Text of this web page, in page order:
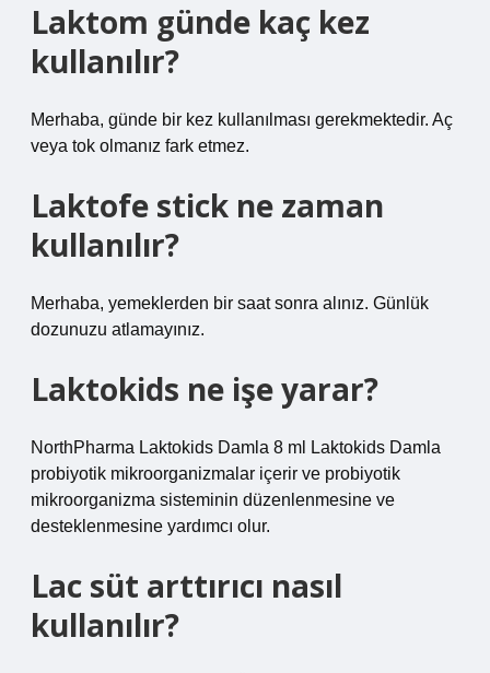
Laktom günde kaç kez
kullanılır?
Merhaba, günde bir kez kullanılması gerekmektedir. Aç
veya tok olmanız fark etmez.
Laktofe stick ne zaman
kullanılır?
Merhaba, yemeklerden bir saat sonra alınız. Günlük
dozunuzu atlamayınız.
Laktokids ne işe yarar?
NorthPharma Laktokids Damla 8 ml Laktokids Damla
probiyotik mikroorganizmalar içerir ve probiyotik
mikroorganizma sisteminin düzenlenmesine ve
desteklenmesine yardımcı olur.
Lac süt arttırıcı nasıl
kullanılır?